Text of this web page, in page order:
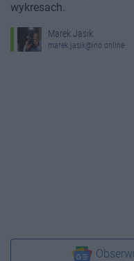
wykresach.
Marek Jasik
marek.jasik@ino.online